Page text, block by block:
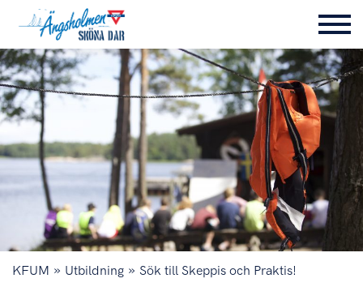
KFUM » Utbildning » Sök till Skeppis och Praktis!